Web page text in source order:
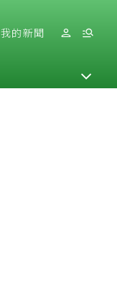
我的新聞